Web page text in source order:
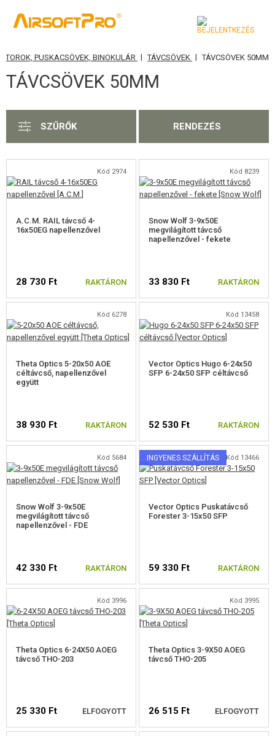
KATEGÓRIA
AIRSOFT FEGYVEREK
GRÁNÁTVETŐK, GRÁNÁTOK
AKKUMULÁTOROK, TÖLTŐK
TÁRAK
FELSZERELÉS, EGYENRUHA, TOKOK
RÁDIÓS, FEJHALLGATÓ, KAMERÁK
KIEGÉSZÍTŐK, HORDSZÍJAK
HANGTOMPÍTÓ, LÁNGREJTŐ, ADAPTER
LASER, LÁMPÁK
RED-DOTOK
TÁVCSÖVEK 20-24MM
TÁVCSÖVEK 32MM
TÁVCSÖVEK 40MM
TÁVCSŐ
PUSKACSÖVEK, BINOKULÁR | TÁVCSÖVEK | TÁVCSÖVEK 50MM
TÁVCSÖVEK 50MM
SZŰRŐK RENDEZÉS
Kód 2974
A.C.M. RAIL távcső 4-
16x50EG napellenzővel
28 730 Ft RAKTÁRON
Kód 8239
Snow Wolf 3-9x50E
megvilágított távcső
napellenzővel - fekete
33 830 Ft RAKTÁRON
Kód 6278
Theta Optics 5-20x50 AOE
céltávcső, napellenzővel
együtt
38 930 Ft RAKTÁRON
Kód 13458
Vector Optics Hugo 6-24x50
SFP 6-24x50 SFP céltávcső
52 530 Ft RAKTÁRON
Kód 5684
Snow Wolf 3-9x50E
megvilágított távcső
napellenzővel - FDE
42 330 Ft RAKTÁRON
INGYENES SZÁLLÍTÁS Kód 13466
Vector Optics Puskatávcső
Forester 3-15x50 SFP
59 330 Ft RAKTÁRON
Kód 3996
Theta Optics 6-24X50 AOEG
távcső THO-203
25 330 Ft ELFOGYOTT
Kód 3995
Theta Optics 3-9X50 AOEG
távcső THO-205
26 515 Ft ELFOGYOTT